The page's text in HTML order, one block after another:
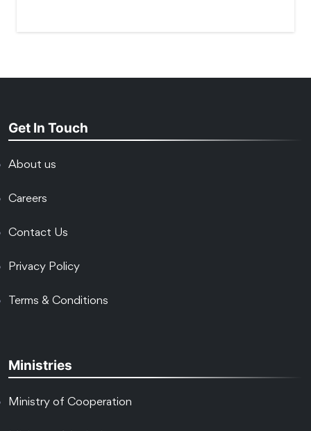
Get In Touch
About us
Careers
Contact Us
Privacy Policy
Terms & Conditions
Ministries
Ministry of Cooperation